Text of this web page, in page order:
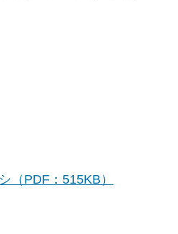
（PDF：515KB）